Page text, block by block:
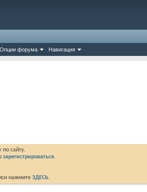
Опции форума Навигация
по сайту.
зарегистрироваться.
нажмите ЗДЕСЬ.